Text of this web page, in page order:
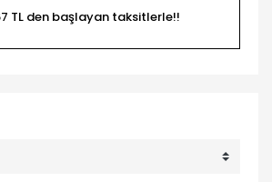
TL den başlayan taksitlerle!!